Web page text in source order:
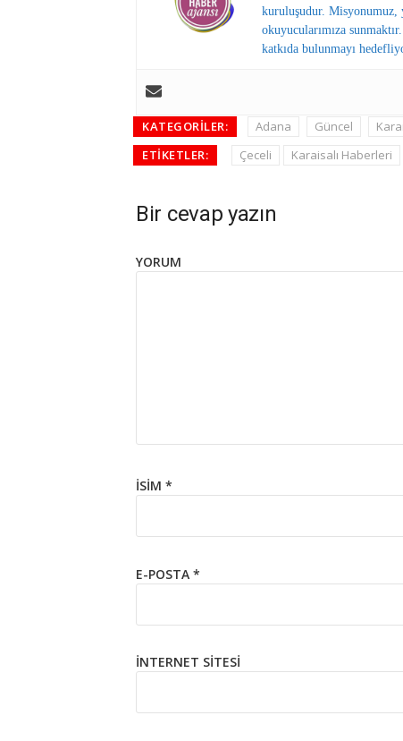
kuruluşudur. Misyonumuz,
okuyucularımıza
katkıda bulunmayı
KATEGORILER: Adana Güncel
ETIKETLER:
Çeceli Karaisalı Haberleri
Bir cevap yazın
YORUM
İSIM *
E-POSTA *
İNTERNET SITESI